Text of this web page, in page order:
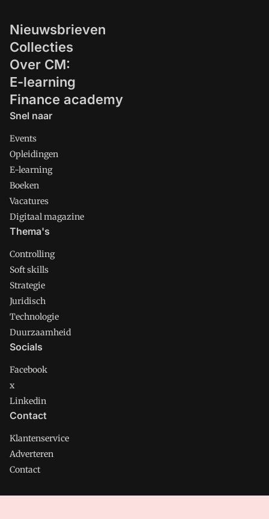
Nieuwsbrieven
Collecties
Over CM:
E-learning
Finance academy
Snel naar
Events
Opleidingen
E-learning
Boeken
Vacatures
Digitaal magazine
Thema's
Controlling
Soft skills
Strategie
Juridisch
Technologie
Duurzaamheid
Socials
Facebook
x
Linkedin
Contact
Klantenservice
Adverteren
Contact